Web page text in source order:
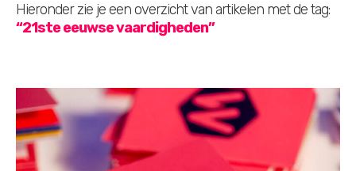
Hieronder zie je een overzicht van artikelen met de tag:
“21ste eeuwse vaardigheden”